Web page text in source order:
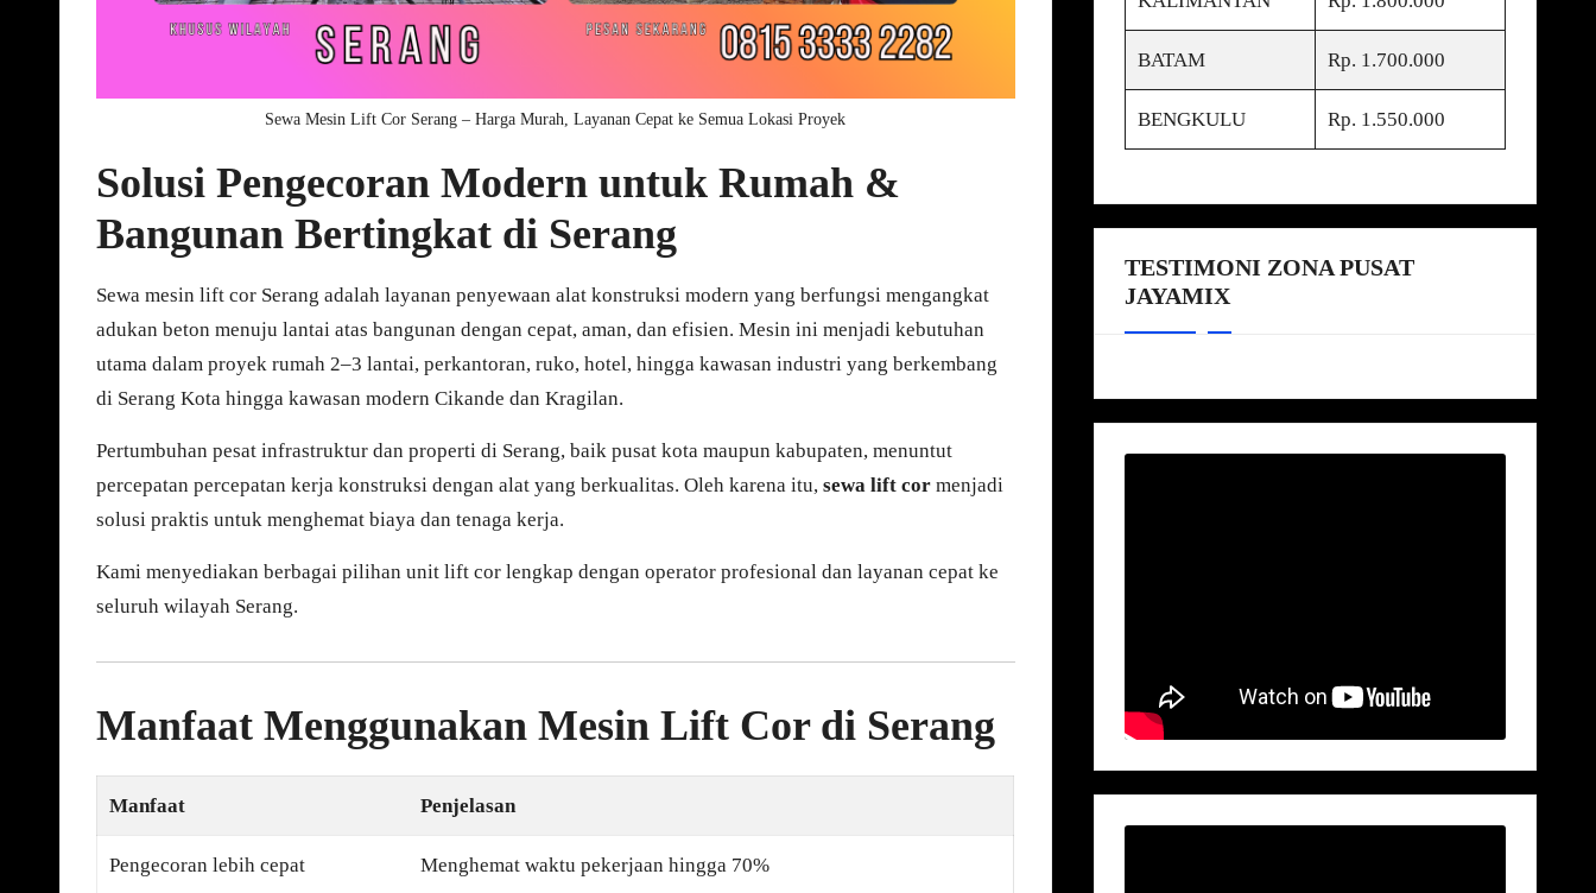
Sewa Mesin Lift Cor Serang – Harga Murah, Layanan Cepat ke Semua Lokasi Proyek
Solusi Pengecoran Modern untuk Rumah &
Bangunan Bertingkat di Serang
Sewa mesin lift cor Serang adalah layanan penyewaan alat konstruksi modern yang berfungsi mengangkat
adukan beton menuju lantai atas bangunan dengan cepat, aman, dan efisien. Mesin ini menjadi kebutuhan
utama dalam proyek rumah 2–3 lantai, perkantoran, ruko, hotel, hingga kawasan industri yang berkembang
di Serang Kota hingga kawasan modern Cikande dan Kragilan.
Pertumbuhan pesat infrastruktur dan properti di Serang, baik pusat kota maupun kabupaten, menuntut
percepatan percepatan kerja konstruksi dengan alat yang berkualitas. Oleh karena itu, sewa lift cor menjadi
solusi praktis untuk menghemat biaya dan tenaga kerja.
Kami menyediakan berbagai pilihan unit lift cor lengkap dengan operator profesional dan layanan cepat ke
seluruh wilayah Serang.
Manfaat Menggunakan Mesin Lift Cor di Serang
Manfaat Penjelasan
Pengecoran lebih cepat Menghemat waktu pekerjaan hingga 70%
BATAM Rp. 1.700.000
BENGKULU Rp. 1.550.000
TESTIMONI ZONA PUSAT
JAYAMIX